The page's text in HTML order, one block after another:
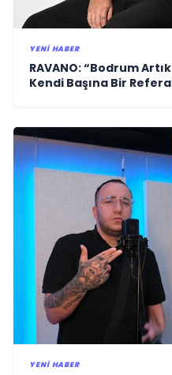
YENI HABER
RAVANO: “Bodrum
Kendi Başına Bir
YENI HABER